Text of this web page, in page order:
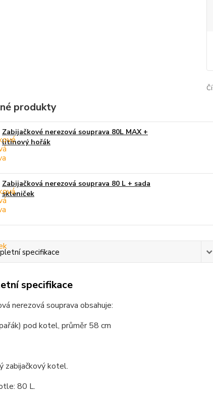
produkty
Zabijačkové nerezová souprava 80L MAX +
litinový hořák
Zabijačková nerezová souprava 80 L + sada
skleniček
specifikace
specifikace
nerezová souprava obsahuje:
pod kotel, průměr 58 cm
zabijačkový kotel.
80 L.